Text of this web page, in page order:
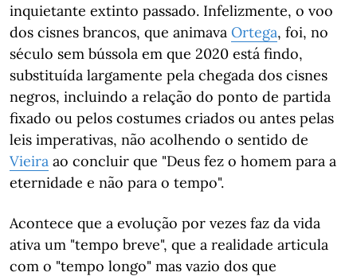
inquietante extinto passado. Infelizmente, o voo
dos cisnes brancos, que animava Ortega, foi, no
século sem bússola em que 2020 está findo,
substituída largamente pela chegada dos cisnes
negros, incluindo a relação do ponto de partida
fixado ou pelos costumes criados ou antes pelas
leis imperativas, não acolhendo o sentido de
Vieira ao concluir que "Deus fez o homem para a
eternidade e não para o tempo".
Acontece que a evolução por vezes faz da vida
ativa um "tempo breve", que a realidade articula
com o "tempo longo" mas vazio dos que